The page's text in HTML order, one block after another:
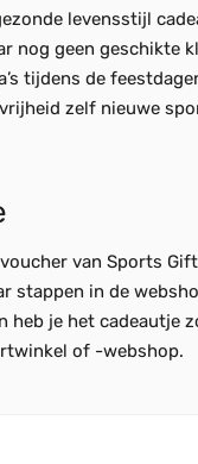
levensstijl
geen geschikte
tijdens de
zelf nieuwe
van Sports
in de
je het cadeautje
of -webshop.